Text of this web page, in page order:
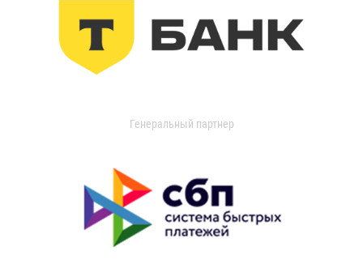
Генеральный партнер